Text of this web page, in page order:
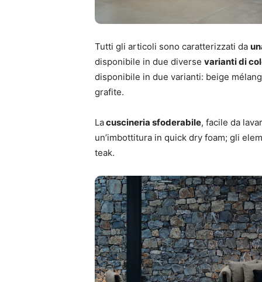
Tutti gli articoli sono caratterizzati da
disponibile in due diverse varianti di
disponibile in due varianti: beige
grafite.
Lacuscineria sfoderabile, facile da
un’imbottitura in quick dry foam; gli
teak.